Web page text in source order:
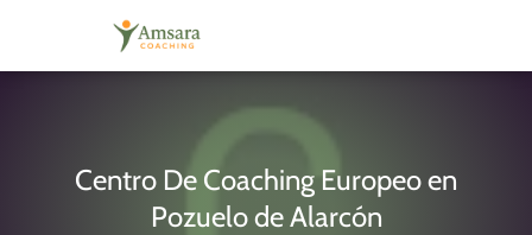
Centro De Coaching Europeo en
Pozuelo de Alarcón